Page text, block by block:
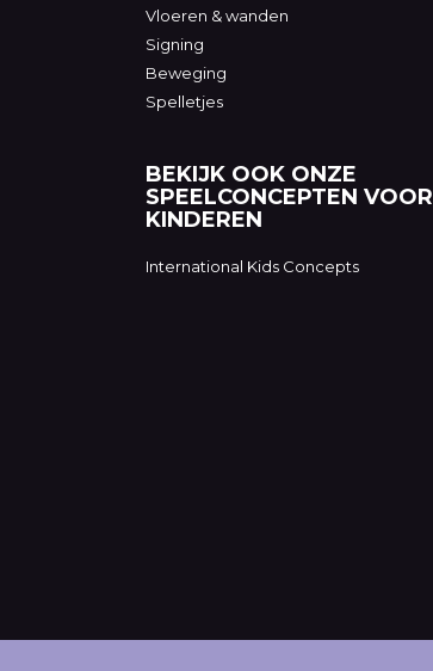
Vloeren & wanden
Signing
Beweging
Spelletjes
BEKIJK OOK ONZE
SPEELCONCEPTEN VOOR
KINDEREN
International Kids Concepts